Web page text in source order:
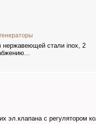
нержавеющей стали inox, 2
эл.клапана с регулятором